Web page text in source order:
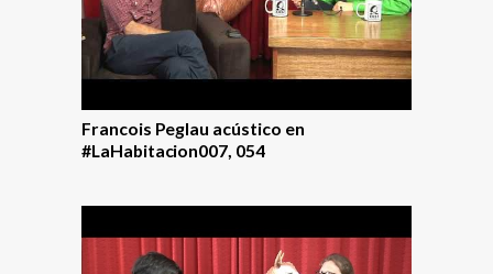
Francois Peglau acústico en
#LaHabitacion007, 054